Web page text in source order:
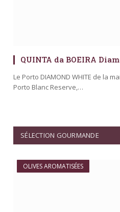
QUINTA da BOEIRA
Le Porto DIAMOND WHITE de la
Porto Blanc Reserve,…
SÉLECTION GOURMANDE
OLIVES AROMATISÉES